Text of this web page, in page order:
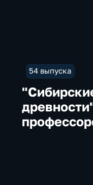
54 выпуска